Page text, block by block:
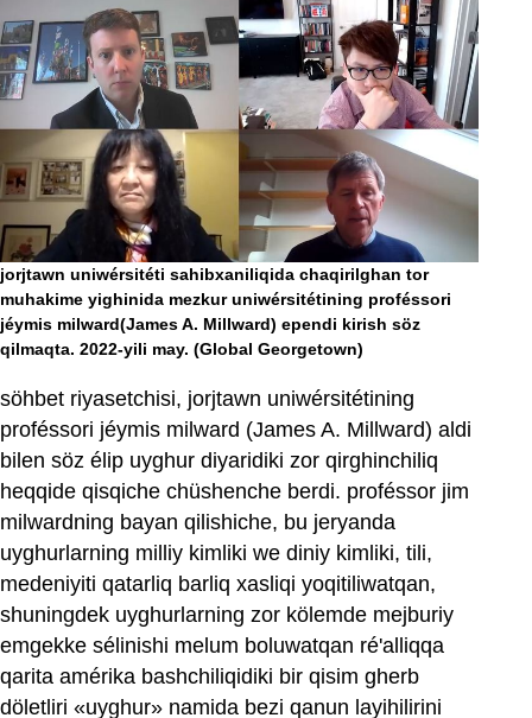
jorjtawn uniwérsitéti sahibxaniliqida chaqirilghan tor
muhakime yighinida mezkur uniwérsitétining proféssori
jéymis milward(James A. Millward) ependi kirish söz
qilmaqta. 2022-yili may. (Global Georgetown)
söhbet riyasetchisi, jorjtawn uniwérsitétining
proféssori jéymis milward (James A. Millward) aldi
bilen söz élip uyghur diyaridiki zor qirghinchiliq
heqqide qisqiche chüshenche berdi. proféssor jim
milwardning bayan qilishiche, bu jeryanda
uyghurlarning milliy kimliki we diniy kimliki, tili,
medeniyiti qatarliq barliq xasliqi yoqitiliwatqan,
shuningdek uyghurlarning zor kölemde mejburiy
emgekke sélinishi melum boluwatqan ré'alliqqa
qarita amérika bashchiliqidiki bir qisim gherb
döletliri «uyghur» namida bezi qanun layihilirini